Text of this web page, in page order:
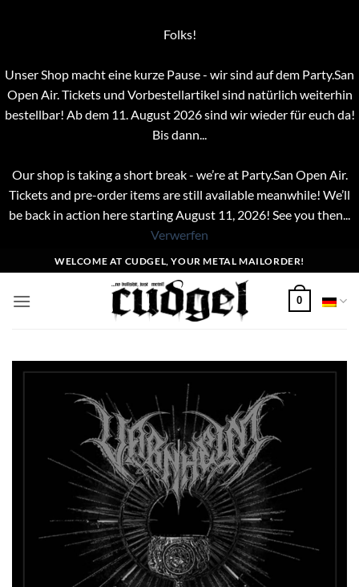
Folks!
Unser Shop macht eine kurze Pause - wir sind auf dem Party.San
Open Air. Tickets und Vorbestellartikel sind natürlich weiterhin
bestellbar! Ab dem 11. August 2026 sind wir wieder für euch da!
Bis dann...
Our shop is taking a short break - we’re at Party.San Open Air.
Tickets and pre-order items are still available meanwhile! We’ll
be back in action here starting August 11, 2026! See you then...
Verwerfen
Inhalt
springen
WELCOME AT CUDGEL, YOUR METAL MAILORDER!
0